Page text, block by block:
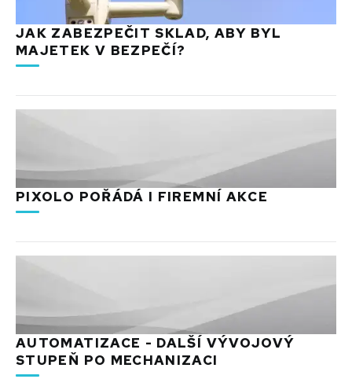
JAK ZABEZPEČIT SKLAD, ABY BYL
MAJETEK V BEZPEČÍ?
PIXOLO POŘÁDÁ I FIREMNÍ AKCE
AUTOMATIZACE - DALŠÍ VÝVOJOVÝ
STUPEŇ PO MECHANIZACI